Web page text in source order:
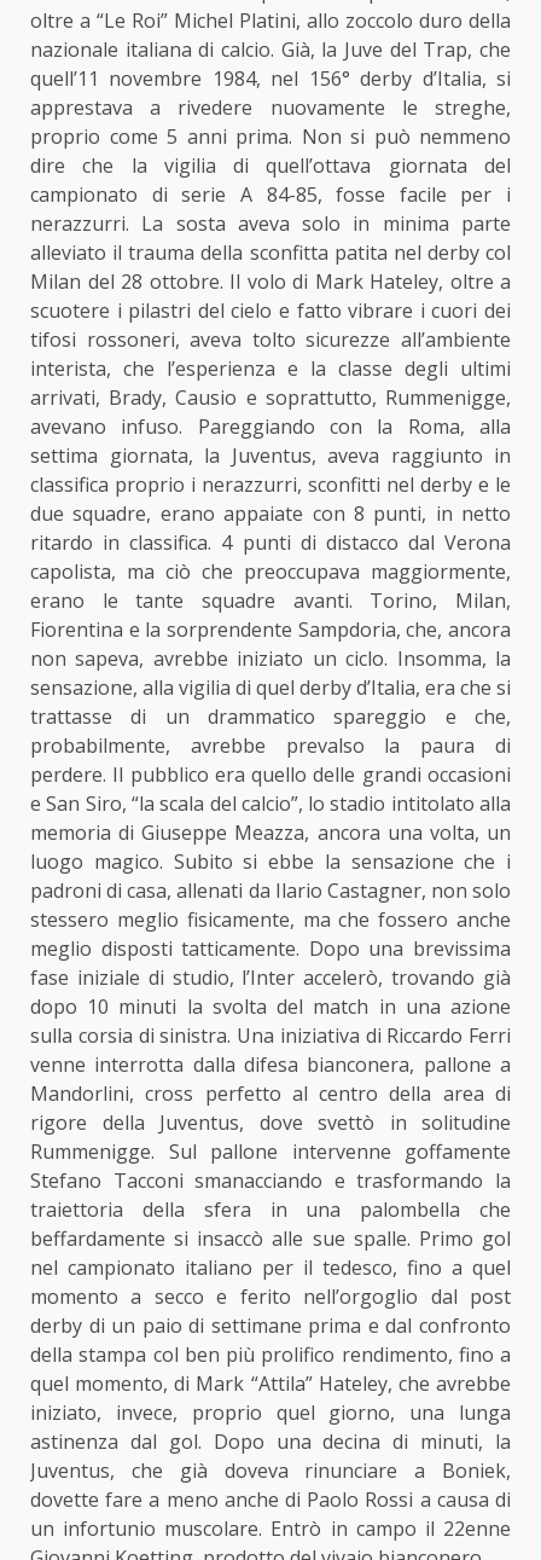
oltre a “Le Roi” Michel Platini, allo zoccolo duro della
nazionale italiana di calcio. Già, la Juve del Trap, che
quell’11 novembre 1984, nel 156° derby d’Italia, si
apprestava a rivedere nuovamente le streghe,
proprio come 5 anni prima. Non si può nemmeno
dire che la vigilia di quell’ottava giornata del
campionato di serie A 84-85, fosse facile per i
nerazzurri. La sosta aveva solo in minima parte
alleviato il trauma della sconfitta patita nel derby col
Milan del 28 ottobre. Il volo di Mark Hateley, oltre a
scuotere i pilastri del cielo e fatto vibrare i cuori dei
tifosi rossoneri, aveva tolto sicurezze all’ambiente
interista, che l’esperienza e la classe degli ultimi
arrivati, Brady, Causio e soprattutto, Rummenigge,
avevano infuso. Pareggiando con la Roma, alla
settima giornata, la Juventus, aveva raggiunto in
classifica proprio i nerazzurri, sconfitti nel derby e le
due squadre, erano appaiate con 8 punti, in netto
ritardo in classifica. 4 punti di distacco dal Verona
capolista, ma ciò che preoccupava maggiormente,
erano le tante squadre avanti. Torino, Milan,
Fiorentina e la sorprendente Sampdoria, che, ancora
non sapeva, avrebbe iniziato un ciclo. Insomma, la
sensazione, alla vigilia di quel derby d’Italia, era che si
trattasse di un drammatico spareggio e che,
probabilmente, avrebbe prevalso la paura di
perdere. Il pubblico era quello delle grandi occasioni
e San Siro, “la scala del calcio”, lo stadio intitolato alla
memoria di Giuseppe Meazza, ancora una volta, un
luogo magico. Subito si ebbe la sensazione che i
padroni di casa, allenati da Ilario Castagner, non solo
stessero meglio fisicamente, ma che fossero anche
meglio disposti tatticamente. Dopo una brevissima
fase iniziale di studio, l’Inter accelerò, trovando già
dopo 10 minuti la svolta del match in una azione
sulla corsia di sinistra. Una iniziativa di Riccardo Ferri
venne interrotta dalla difesa bianconera, pallone a
Mandorlini, cross perfetto al centro della area di
rigore della Juventus, dove svettò in solitudine
Rummenigge. Sul pallone intervenne goffamente
Stefano Tacconi smanacciando e trasformando la
traiettoria della sfera in una palombella che
beffardamente si insaccò alle sue spalle. Primo gol
nel campionato italiano per il tedesco, fino a quel
momento a secco e ferito nell’orgoglio dal post
derby di un paio di settimane prima e dal confronto
della stampa col ben più prolifico rendimento, fino a
quel momento, di Mark “Attila” Hateley, che avrebbe
iniziato, invece, proprio quel giorno, una lunga
astinenza dal gol. Dopo una decina di minuti, la
Juventus, che già doveva rinunciare a Boniek,
dovette fare a meno anche di Paolo Rossi a causa di
un infortunio muscolare. Entrò in campo il 22enne